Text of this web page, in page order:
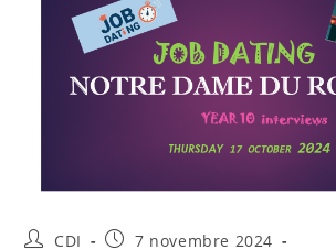
CDI
7 novembre 2024